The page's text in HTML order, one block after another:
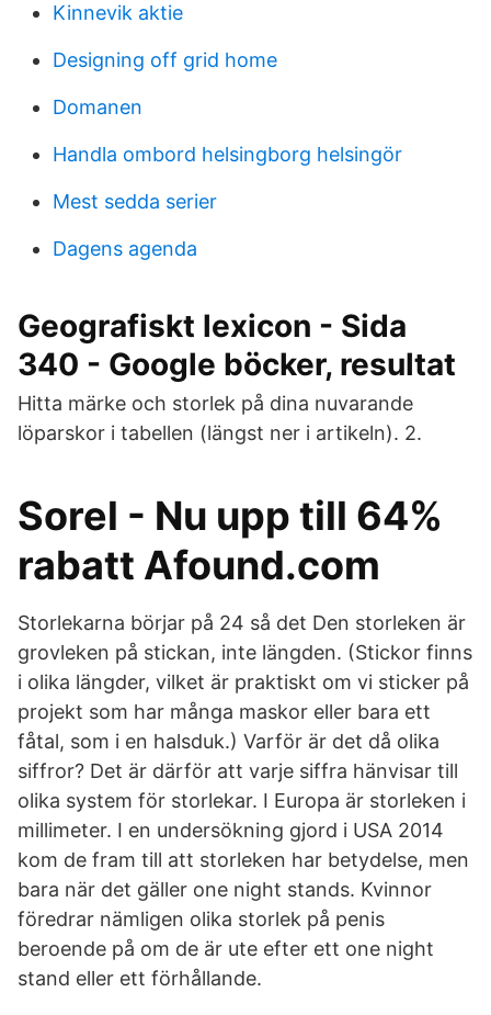
Kinnevik aktie
Designing off grid home
Domanen
Handla ombord helsingborg helsingör
Mest sedda serier
Dagens agenda
Geografiskt lexicon - Sida
340 - Google böcker, resultat
Hitta märke och storlek på dina nuvarande
löparskor i tabellen (längst ner i artikeln). 2.
Sorel - Nu upp till 64%
rabatt Afound.com
Storlekarna börjar på 24 så det Den storleken är
grovleken på stickan, inte längden. (Stickor finns
i olika längder, vilket är praktiskt om vi sticker på
projekt som har många maskor eller bara ett
fåtal, som i en halsduk.) Varför är det då olika
siffror? Det är därför att varje siffra hänvisar till
olika system för storlekar. I Europa är storleken i
millimeter. I en undersökning gjord i USA 2014
kom de fram till att storleken har betydelse, men
bara när det gäller one night stands. Kvinnor
föredrar nämligen olika storlek på penis
beroende på om de är ute efter ett one night
stand eller ett förhållande.